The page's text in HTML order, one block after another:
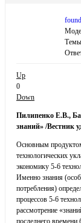
Up
0
Down
Пилипенко Е.В.,
знаний» /Вестник
Основным
технологических
экономику 5-6
Именно знания
потребления)
процессов 5-6
рассмотрение
последнего времени